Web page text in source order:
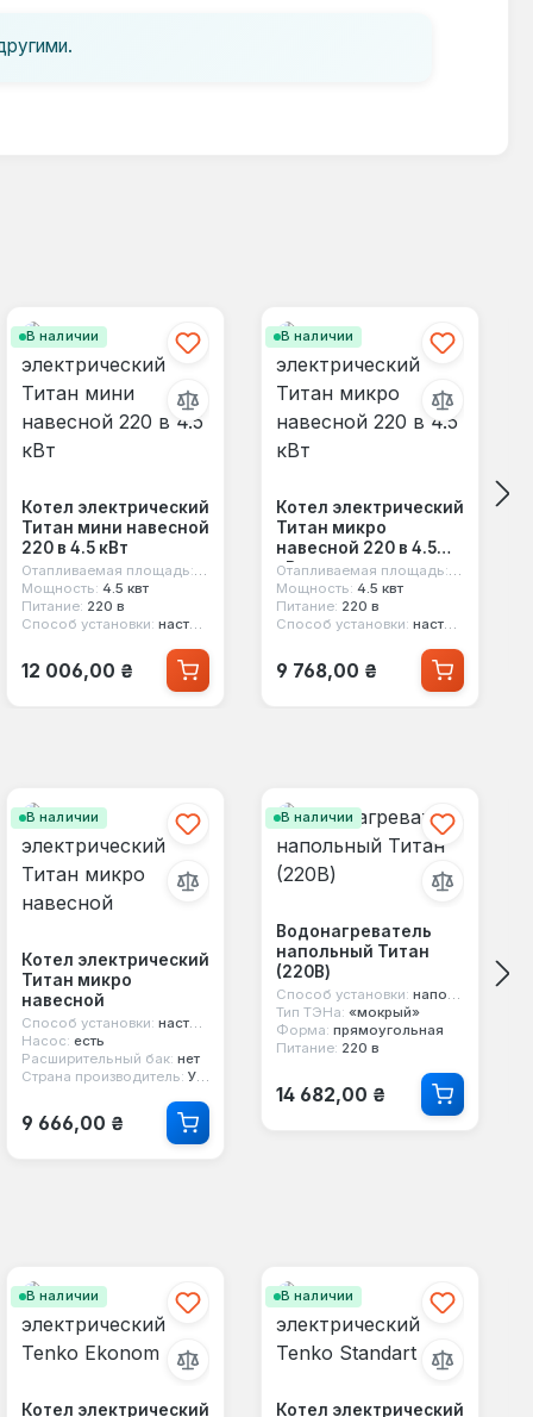
В наличии
Котел электрический
Титан мини навесной
220 в 4.5 кВт
Мощность: 4.5 квт
Питание: 220 в
Способ установки: настенный
Обычная цена:
12 006,00 ₴
В наличии
Котел электрический
Титан микро
навесной 220 в 4.5
кВт
Мощность: 4.5 квт
Питание: 220 в
Способ установки: настенный
Обычная цена:
9 768,00 ₴
В наличии
Котел электрический
Титан микро
навесной
Способ установки: настенный
Насос: есть
Расширительный бак: нет
Страна производитель: Украина
Обычная цена:
9 666,00 ₴
В наличии
Водонагреватель
напольный Титан
(220В)
Способ установки: напольный
Тип ТЭНа: «мокрый»
Форма: прямоугольная
Питание: 220 в
Обычная цена:
14 682,00 ₴
В наличии
Котел электрический
В наличии
Котел электрический